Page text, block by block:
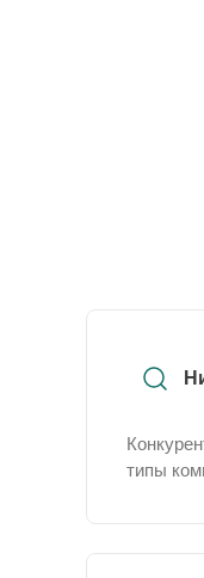
типы